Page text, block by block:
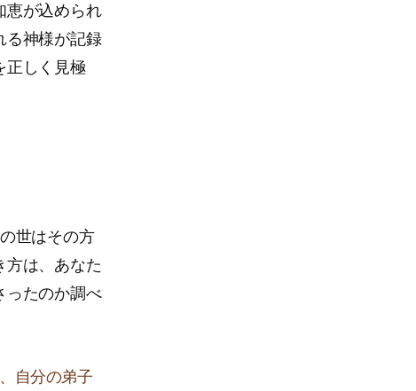
恵が込められ
る神様が記録
正しく見極
世はその方
方は、あなた
ったのか調べ
自分の弟子